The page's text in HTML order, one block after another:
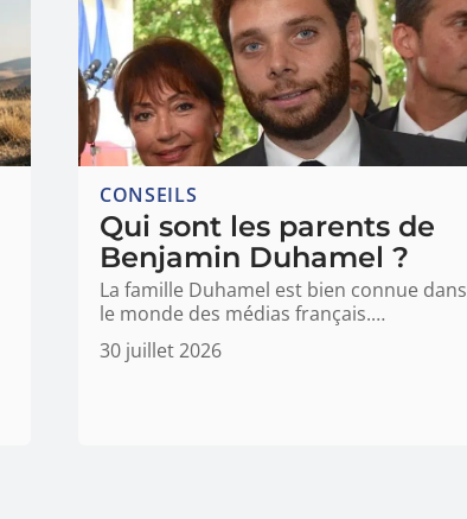
CONSEILS
Qui sont les parents de
Benjamin Duhamel ?
La famille Duhamel est bien connue dans
le monde des médias français.…
30 juillet 2026